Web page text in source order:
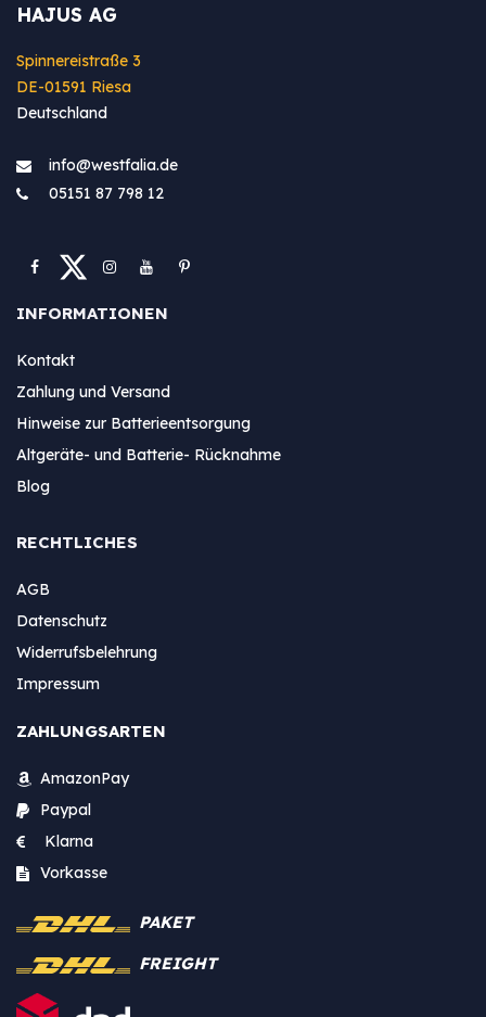
HAJUS AG
Spinnereistraße 3
DE-01591 Riesa
Deutschland
info@westfa​lia.de
05151 87 798 12
INFORMATIONEN
Kontakt
Zahlung und Versand
Hinweise zur Batterieentsorgung
Altgeräte- und Batterie- Rücknahme
Blog
RECHTLICHES
AGB
Datenschutz
Widerrufsbelehrung
Impressum
ZAHLUNGSARTEN
AmazonPay
Paypal
Klarna
Vorkasse
PAKET
FREIGHT